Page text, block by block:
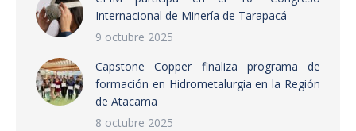
Internacional de Minería de Tarapacá
9 octubre 2025
Capstone Copper finaliza programa de
formación en Hidrometalurgia en la Región
de Atacama
8 octubre 2025